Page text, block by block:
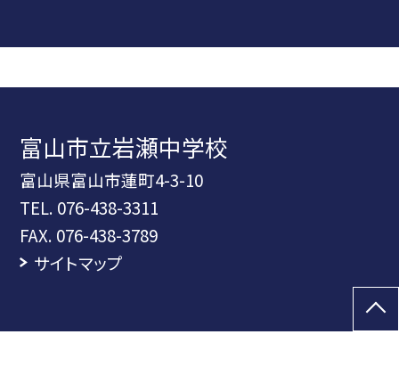
富山市立岩瀬中学校
富山県富山市蓮町4-3-10
TEL. 076-438-3311
FAX. 076-438-3789
サイトマップ